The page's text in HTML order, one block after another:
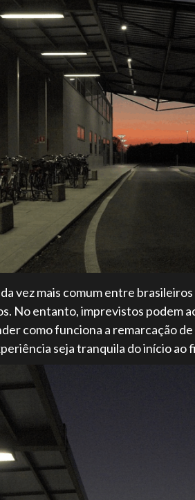
vez mais comum entre
No entanto, imprevistos podem
como funciona a remarcação
seja tranquila do início ao